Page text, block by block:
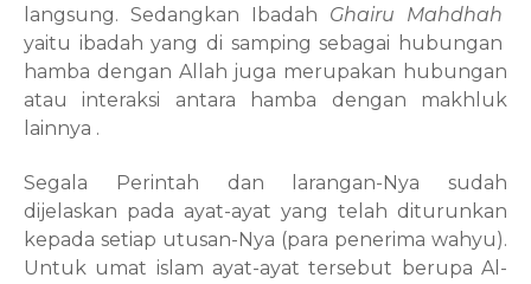
langsung. Sedangkan Ibadah Ghairu
Mahdhah
yaitu ibadah yang di samping sebagai hubungan
hamba dengan Allah juga merupakan hubungan
atau interaksi antara hamba dengan makhluk
lainnya .
Segala Perintah dan larangan-Nya sudah
dijelaskan pada ayat-ayat yang telah diturunkan
kepada setiap utusan-Nya (para penerima wahyu).
Untuk umat islam ayat-ayat tersebut berupa Al-